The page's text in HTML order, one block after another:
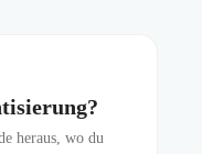
heraus, wo du